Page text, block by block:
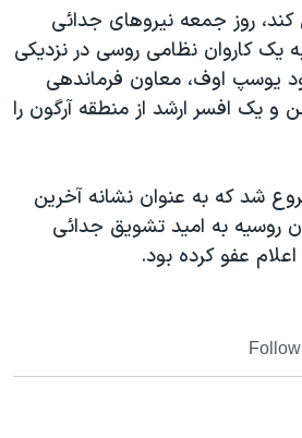
۲۰۲۴
اسرائیل
رهبری ایران
روز جمعه نيروهای جدائی
کاروان نظامی روسی در نزديکی
يوسپ اوف، معاون فرماندهی
و يک افسر ارشد از منطقه آرگون را
شد که به عنوان نشانه آخرين
روسيه به اميد تشويق جدائی
عفو کرده بود.